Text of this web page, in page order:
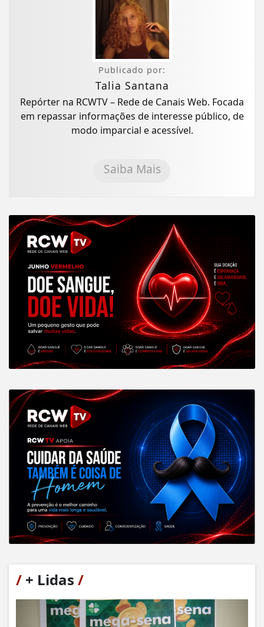
Publicado por:
Talia Santana
Repórter na RCWTV – Rede de Canais Web. Focada
em repassar informações de interesse público, de
modo imparcial e acessível.
Saiba Mais
/ + Lidas /